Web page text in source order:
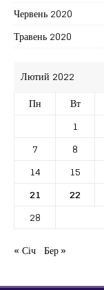
Червень 2020
Травень 2020
Лютий 2022
Пн
Вт
1
7
8
14
15
21
22
28
« Січ Бер »